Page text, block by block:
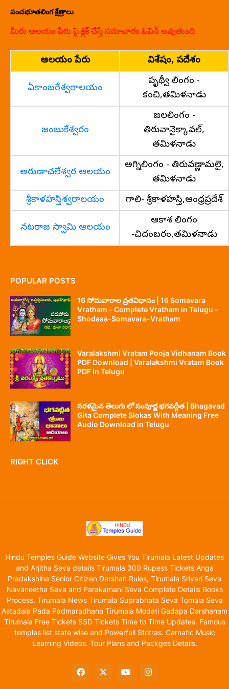
పంచభూతలింగ క్షేత్రాలు
మీరు ఆలయం పేరు పై క్లిక్ చేస్తే సమాచారం ఓపెన్ అవుతుంది
ఆలయం పేరు విశేషం, ప్రదేశం
ఏకాంబరేశ్వరాలయం
పృథ్వీ లింగం -
కంచి,తమిళనాడు
జంబుకేశ్వరం
జలలింగం -
తిరువానైక్కావల్,
తమిళనాడు
అరుణాచలేశ్వర ఆలయం
అగ్నిలింగం - తిరువణ్ణామలై,
తమిళనాడు
శ్రీకాళహస్తిశ్వరాలయం
గాలి- శ్రీకాళహస్తి,ఆంధ్రప్రదేశ్
నటరాజ స్వామి ఆలయం
ఆకాశ లింగం
-చిదంబరం,తమిళనాడు
POPULAR POSTS
16 సోమవారాల వ్రతవిధానం | 16 Somavara
Vratham - Complete Vratham in Telugu -
Shodasa-Somavara-Vratham
Varalakshmi Vratam Pooja Vidhanam Book
PDF Download | Varalakshmi Vratam Book
PDF in Telugu
సరళమైన తెలుగు లో సంపూర్ణ భగవద్గీత | Bhagavad
Gita Complete Slokas With Meaning Free
Audio Download in Telugu
RIGHT CLICK
Hindu Temples Guide Website Gives You Tirumala Latest Updates
and Arjitha Seva details Tirumala 300 Rupess Tickets Anga
Pradakshina Senior Citizen Darshan Rules, Tirumala Srivari Seva
Navaneetha Seva and Parakamani Seva Complete Details Books
Process. Tirumala News Tirumala Suprabhata Seva Tomala Seva
Astadala Pada Padmaradhana Tirumala Modati Gadapa Darshanam
Tirumala Free Tickets SSD Tickets Time to Time Updates. Famous
temples list state wise and Powerfull Stotras. Carnatic Music
Learning Videos. Tour Plans and Packges Details.